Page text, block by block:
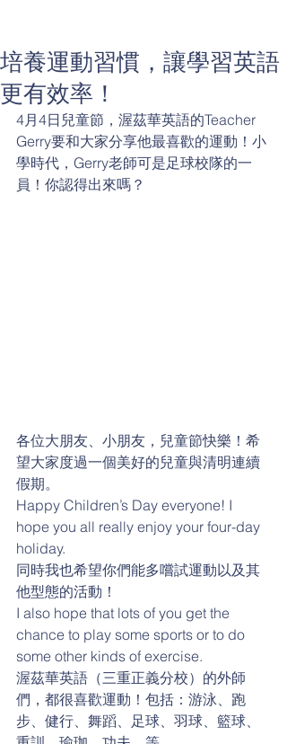
培養運動習慣，讓學習英語
更有效率！
4月4日兒童節，渥茲華英語的Teacher
Gerry要和大家分享他最喜歡的運動！小
學時代，Gerry老師可是足球校隊的一
員！你認得出來嗎？
各位大朋友、小朋友，兒童節快樂！希
望大家度過一個美好的兒童與清明連續
假期。
Happy Children’s Day everyone! I
hope you all really enjoy your four-day
holiday.
同時我也希望你們能多嚐試運動以及其
他型態的活動！
I also hope that lots of you get the
chance to play some sports or to do
some other kinds of exercise.
渥茲華英語（三重正義分校）的外師
們，都很喜歡運動！包括：游泳、跑
步、健行、舞蹈、足球、羽球、籃球、